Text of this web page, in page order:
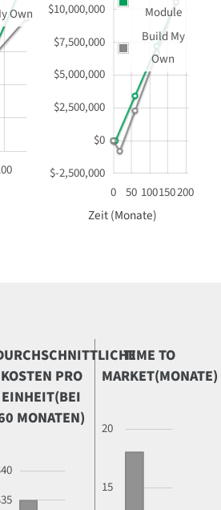
Own
0 50 100150200
$-2,500,000
$0
$2,500,000
$5,000,000
$7,500,000
$10,000,000
Module
Build My
Own
Zeit (Monate)
KOSTEN PRO
EINHEIT(BEI
MONATEN)
TIME TO
MARKET(MONATE)
15
20